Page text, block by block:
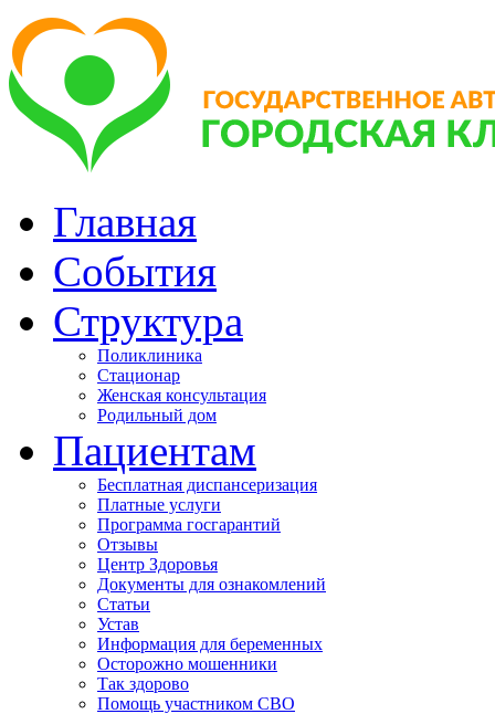
Главная
События
Структура
Поликлиника
Стационар
Женская консультация
Родильный дом
Пациентам
Бесплатная диспансеризация
Платные услуги
Программа госгарантий
Отзывы
Центр Здоровья
Документы для ознакомлений
Статьи
Устав
Информация для беременных
Осторожно мошенники
Так здорово
Помощь участником СВО